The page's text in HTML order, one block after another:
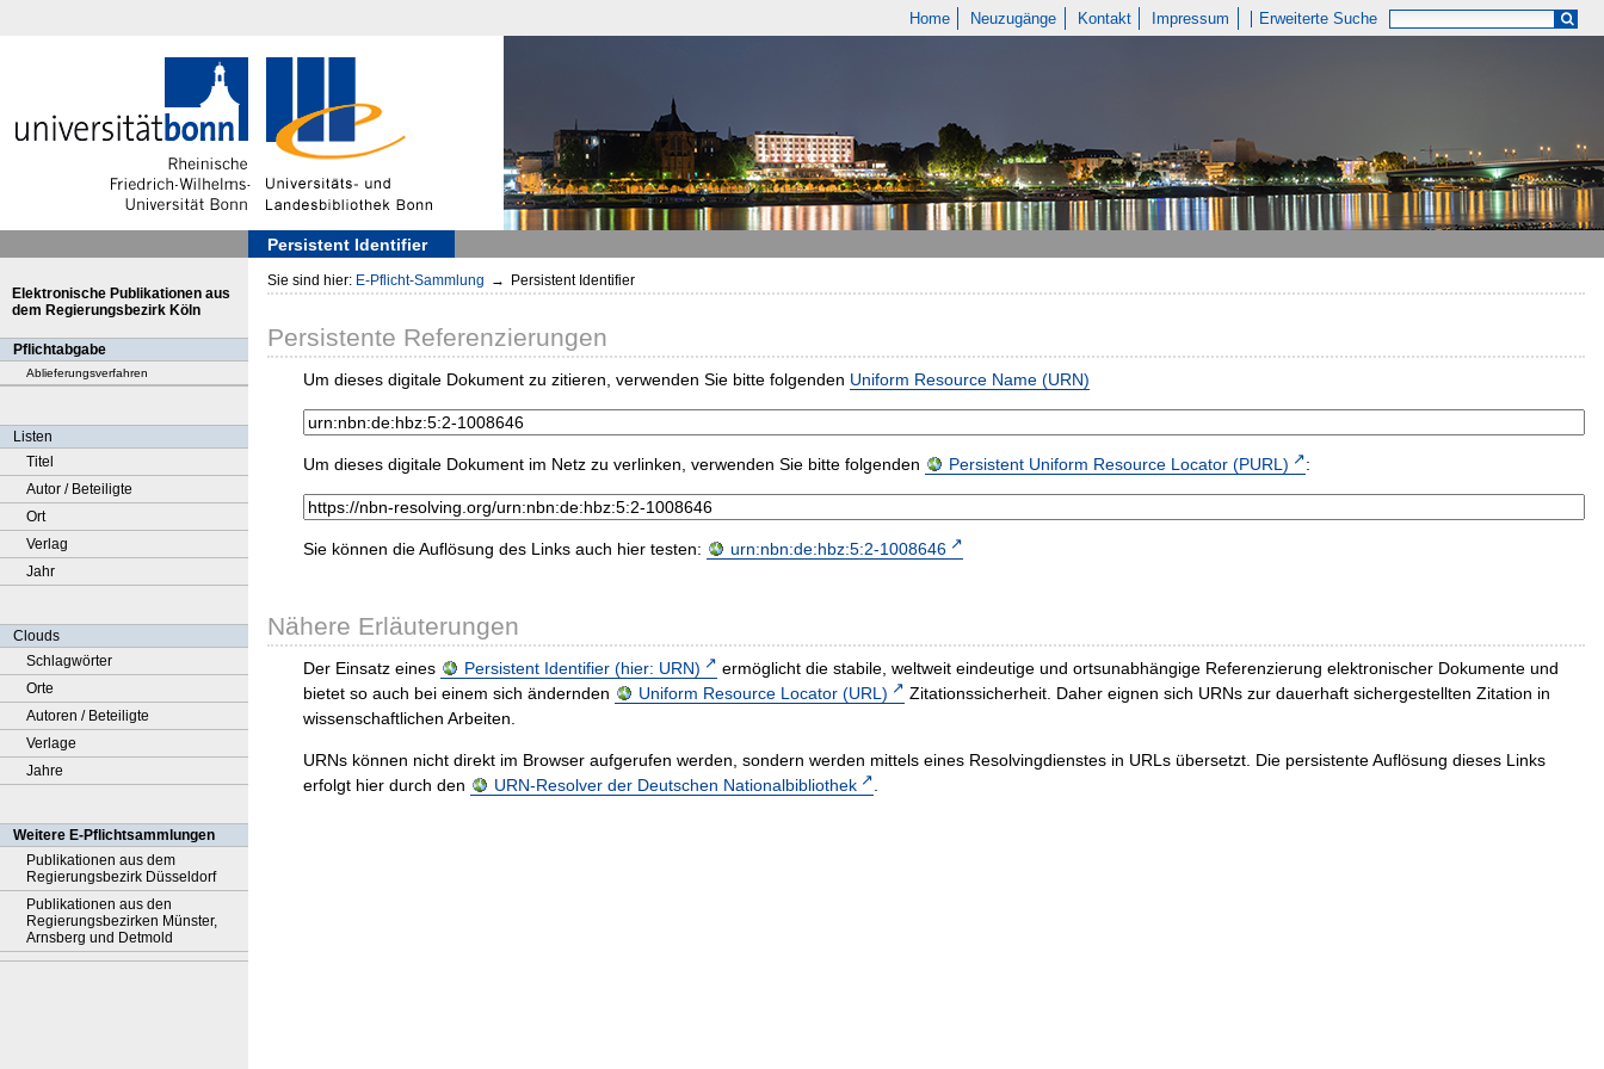
Home Neuzugänge Kontakt Impressum Erweiterte Suche
Persistent Identifier
Elektronische Publikationen aus
dem Regierungsbezirk Köln
Pflichtabgabe
Ablieferungsverfahren
Listen
Titel
Autor / Beteiligte
Ort
Verlag
Jahr
Clouds
Schlagwörter
Orte
Autoren / Beteiligte
Verlage
Jahre
Weitere E-Pflichtsammlungen
Publikationen aus dem
Regierungsbezirk Düsseldorf
Publikationen aus den
Regierungsbezirken Münster,
Arnsberg und Detmold
Sie sind hier: E-Pflicht-Sammlung → Persistent Identifier
Persistente Referenzierungen
Um dieses digitale Dokument zu zitieren, verwenden Sie bitte folgenden Uniform Resource Name (URN)
Um dieses digitale Dokument im Netz zu verlinken, verwenden Sie bitte folgenden Persistent Uniform Resource Locator (PURL) :
Sie können die Auflösung des Links auch hier testen: urn:nbn:de:hbz:5:2-1008646
Nähere Erläuterungen
Der Einsatz eines Persistent Identifier (hier: URN)
ermöglicht die stabile, weltweit eindeutige und ortsunabhängige Referenzierung elektronischer Dokumente und
bietet so auch bei einem sich ändernden
Uniform Resource Locator (URL)
Zitationssicherheit. Daher eignen sich URNs zur dauerhaft sichergestellten Zitation in
wissenschaftlichen Arbeiten.
URNs können nicht direkt im Browser aufgerufen werden, sondern werden mittels eines Resolvingdienstes in URLs übersetzt. Die persistente Auflösung dieses Links
erfolgt hier durch den
URN-Resolver der Deutschen Nationalbibliothek .